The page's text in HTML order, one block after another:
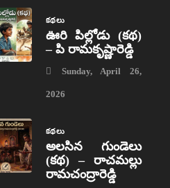
కథలు
ఊరి పిల్లోడు (కథ)
– పి రామకృష్ణారెడ్డి
Sunday, April 26,
2026
కథలు
అలసిన గుండెలు
(కథ) – రాచమల్లు
రామచంద్రారెడ్డి